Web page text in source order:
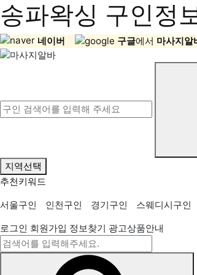
송파왁싱 구인정
네이버 구글에서 마사지알
지역선택
추천키워드
서울구인
인천구인 경기구인
스웨디시구인
로그인 회원가입 정보찾기 광고상품안내